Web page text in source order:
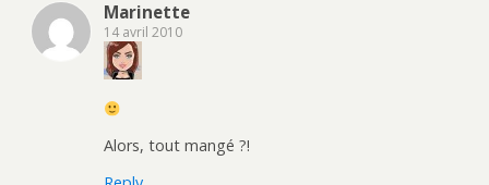
Marinette
14 avril 2010
Alors, tout mangé ?!